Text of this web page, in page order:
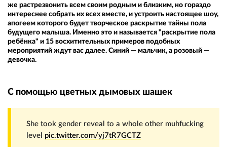
же растрезвонить всем своим родным и близким, но гораздо
интереснее собрать их всех вместе, и устроить настоящее шоу,
апогеем которого будет творческое раскрытие тайны пола
будущего малыша. Именно это и называется "раскрытие пола
ребёнка" и 15 восхитительных примеров подобных
мероприятий ждут вас далее. Синий — мальчик, а розовый —
девочка.
С помощью цветных дымовых шашек
She took gender reveal to a whole other muhfucking
level pic.twitter.com/yj7tR7GCTZ